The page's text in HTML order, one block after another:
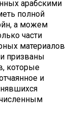
арабскими
полной
а можем
части
материалов
призваны
которые
и